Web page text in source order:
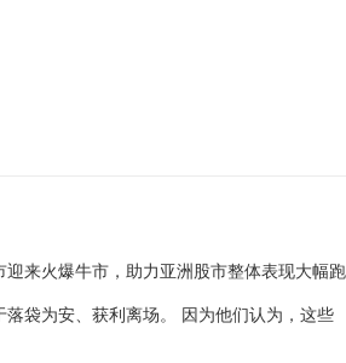
来火爆牛市，助力亚洲股市整体表现大幅跑
袋为安、获利离场。 因为他们认为，这些